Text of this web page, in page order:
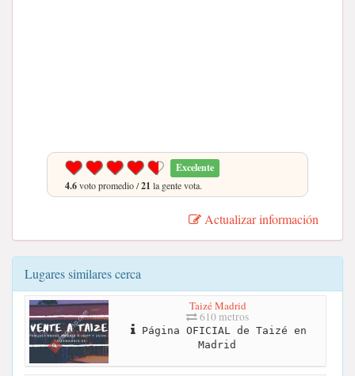
Excelente
4.6voto promedio /21 la gente vota.
Actualizar información
Lugares similares cerca
Taizé Madrid
610 metros
Página OFICIAL de Taizé en
Madrid